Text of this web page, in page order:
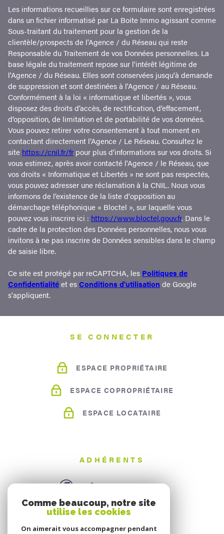
Les informations recueillies sur ce formulaire sont enregistrées
dans un fichier informatisé par La Boite Immo agissant comme
Sous-traitant du traitement pour la gestion de la
clientèle/prospects de l'Agence / du Réseau qui reste
Responsable du Traitement de vos Données personnelles. La
base légale du traitement repose sur l'intérêt légitime de
l'Agence / du Réseau. Elles sont conservées jusqu'à demande
de suppression et sont destinées à l'Agence / au Réseau.
Conformément à la loi « informatique et libertés », vous
disposez des droits d’accès, de rectification, d’effacement,
d’opposition, de limitation et de portabilité de vos données.
Vous pouvez retirer votre consentement à tout moment en
contactant directement l’Agence / Le Réseau. Consultez le
site https://cnil.fr/fr pour plus d’informations sur vos droits. Si
vous estimez, après avoir contacté l'Agence / le Réseau, que
vos droits « Informatique et Libertés » ne sont pas respectés,
vous pouvez adresser une réclamation à la CNIL. Nous vous
informons de l’existence de la liste d'opposition au
démarchage téléphonique « Bloctel », sur laquelle vous
pouvez vous inscrire ici : https://www.bloctel.gouv.fr. Dans le
cadre de la protection des Données personnelles, nous vous
invitons à ne pas inscrire de Données sensibles dans le champ
de saisie libre.
Ce site est protégé par reCAPTCHA, les Politiques de
Confidentialitéet esConditions d'utilisation de Google
s'appliquent.
SE CONNECTER
ESPACE PROPRIÉTAIRE
ESPACE COPROPRIÉTAIRE
ESPACE LOCATAIRE
ADHÉRENTS
Comme beaucoup, notre site
utilise les cookies
On aimerait vous accompagner pendant